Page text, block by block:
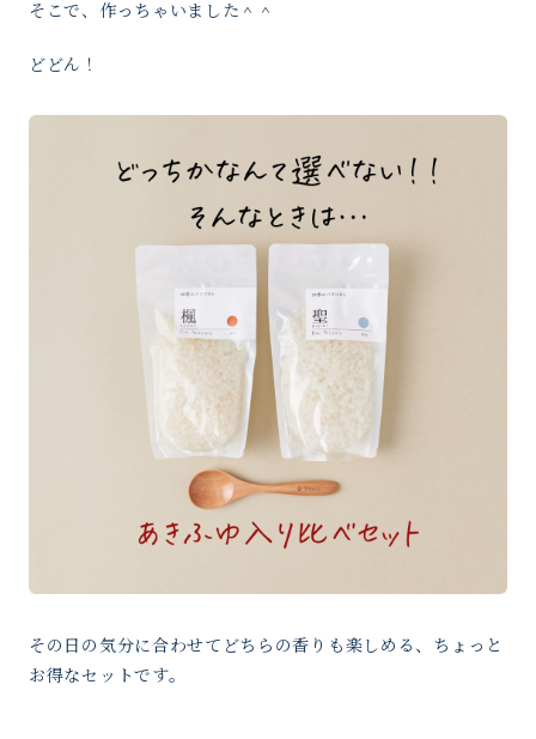
そこで、作っちゃいました＾＾
どどん！
その日の気分に合わせてどちらの香りも楽しめる、ちょっと
お得なセットです。